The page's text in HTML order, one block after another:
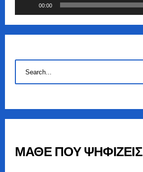
00:00
ΜΑΘΕ ΠΟΥ ΨΗΦΙΖΕΙΣ